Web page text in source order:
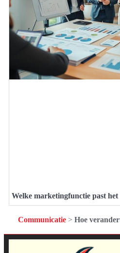
Welke marketingfunctie past
Communicatie > Hoe